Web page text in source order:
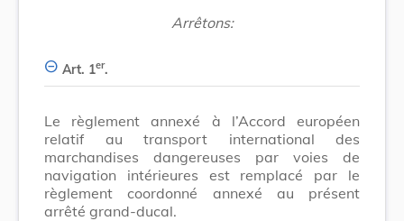
Arrêtons:
Art. 1er.
Le règlement annexé à l’Accord européen
relatif au transport international des
marchandises dangereuses par voies de
navigation intérieures est remplacé par le
règlement coordonné annexé au présent
arrêté grand-ducal.